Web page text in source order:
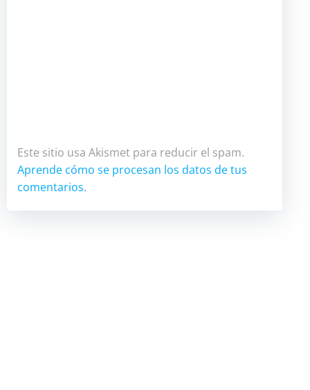
Este sitio usa Akismet para reducir el spam.
Aprende cómo se procesan los datos de tus
comentarios.